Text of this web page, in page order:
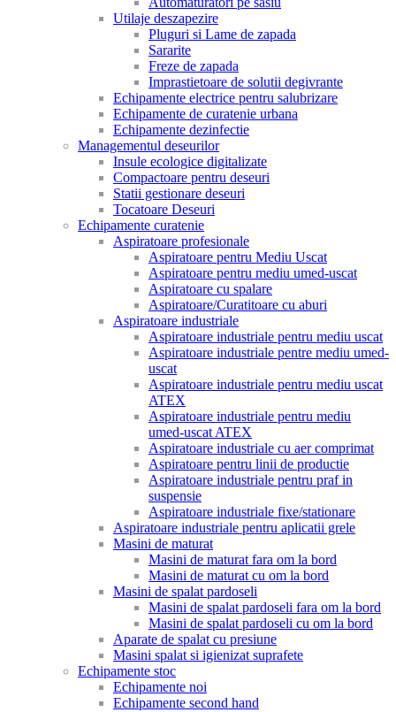
Utilaje deszapezire
Pluguri si Lame de zapada
Sararite
Freze de zapada
Imprastietoare de solutii degivrante
Echipamente electrice pentru salubrizare
Echipamente de curatenie urbana
Echipamente dezinfectie
Managementul deseurilor
Insule ecologice digitalizate
Compactoare pentru deseuri
Statii gestionare deseuri
Tocatoare Deseuri
Echipamente curatenie
Aspiratoare profesionale
Aspiratoare pentru Mediu Uscat
Aspiratoare pentru mediu umed-uscat
Aspiratoare cu spalare
Aspiratoare/Curatitoare cu aburi
Aspiratoare industriale
Aspiratoare industriale pentru mediu uscat
Aspiratoare industriale pentre mediu umed-
uscat
Aspiratoare industriale pentru mediu uscat
ATEX
Aspiratoare industriale pentru mediu
umed-uscat ATEX
Aspiratoare industriale cu aer comprimat
Aspiratoare pentru linii de productie
Aspiratoare industriale pentru praf in
suspensie
Aspiratoare industriale fixe/stationare
Aspiratoare industriale pentru aplicatii grele
Masini de maturat
Masini de maturat fara om la bord
Masini de maturat cu om la bord
Masini de spalat pardoseli
Masini de spalat pardoseli fara om la bord
Masini de spalat pardoseli cu om la bord
Aparate de spalat cu presiune
Masini spalat si igienizat suprafete
Echipamente stoc
Echipamente noi
Echipamente second hand